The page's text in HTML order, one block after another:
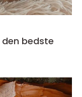
bedste